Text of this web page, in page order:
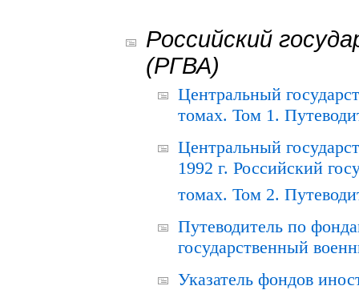
Российский
(РГВА)
Центральный
томах. Том 1.
Центральный
1992 г. Российский
томах. Том 2.
Путеводитель по
государственный
Указатель фондов